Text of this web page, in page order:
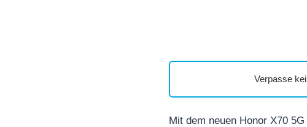
Verpasse
Mit dem neuen Honor X70 5G